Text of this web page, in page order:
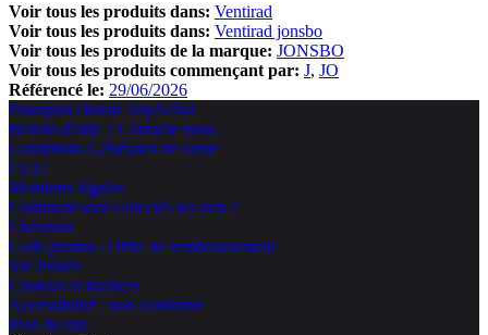
Voir tous les produits dans: Ventirad
Voir tous les produits dans: Ventirad jonsbo
Voir tous les produits de la marque: JONSBO
Voir tous les produits commençant par: J JO
Référencé le: 29/06/2026
Pourquoi choisir TopAchat
Besoin d'aide ? Contacte nous
Conditions Générales de vente
CGU
Mentions légales
Comment sont collectés les avis ?
Livraison
Code promo / Offre de remboursement
Vie Privée
Cookies et trackers
Accessibilité : non conforme
Plan du site